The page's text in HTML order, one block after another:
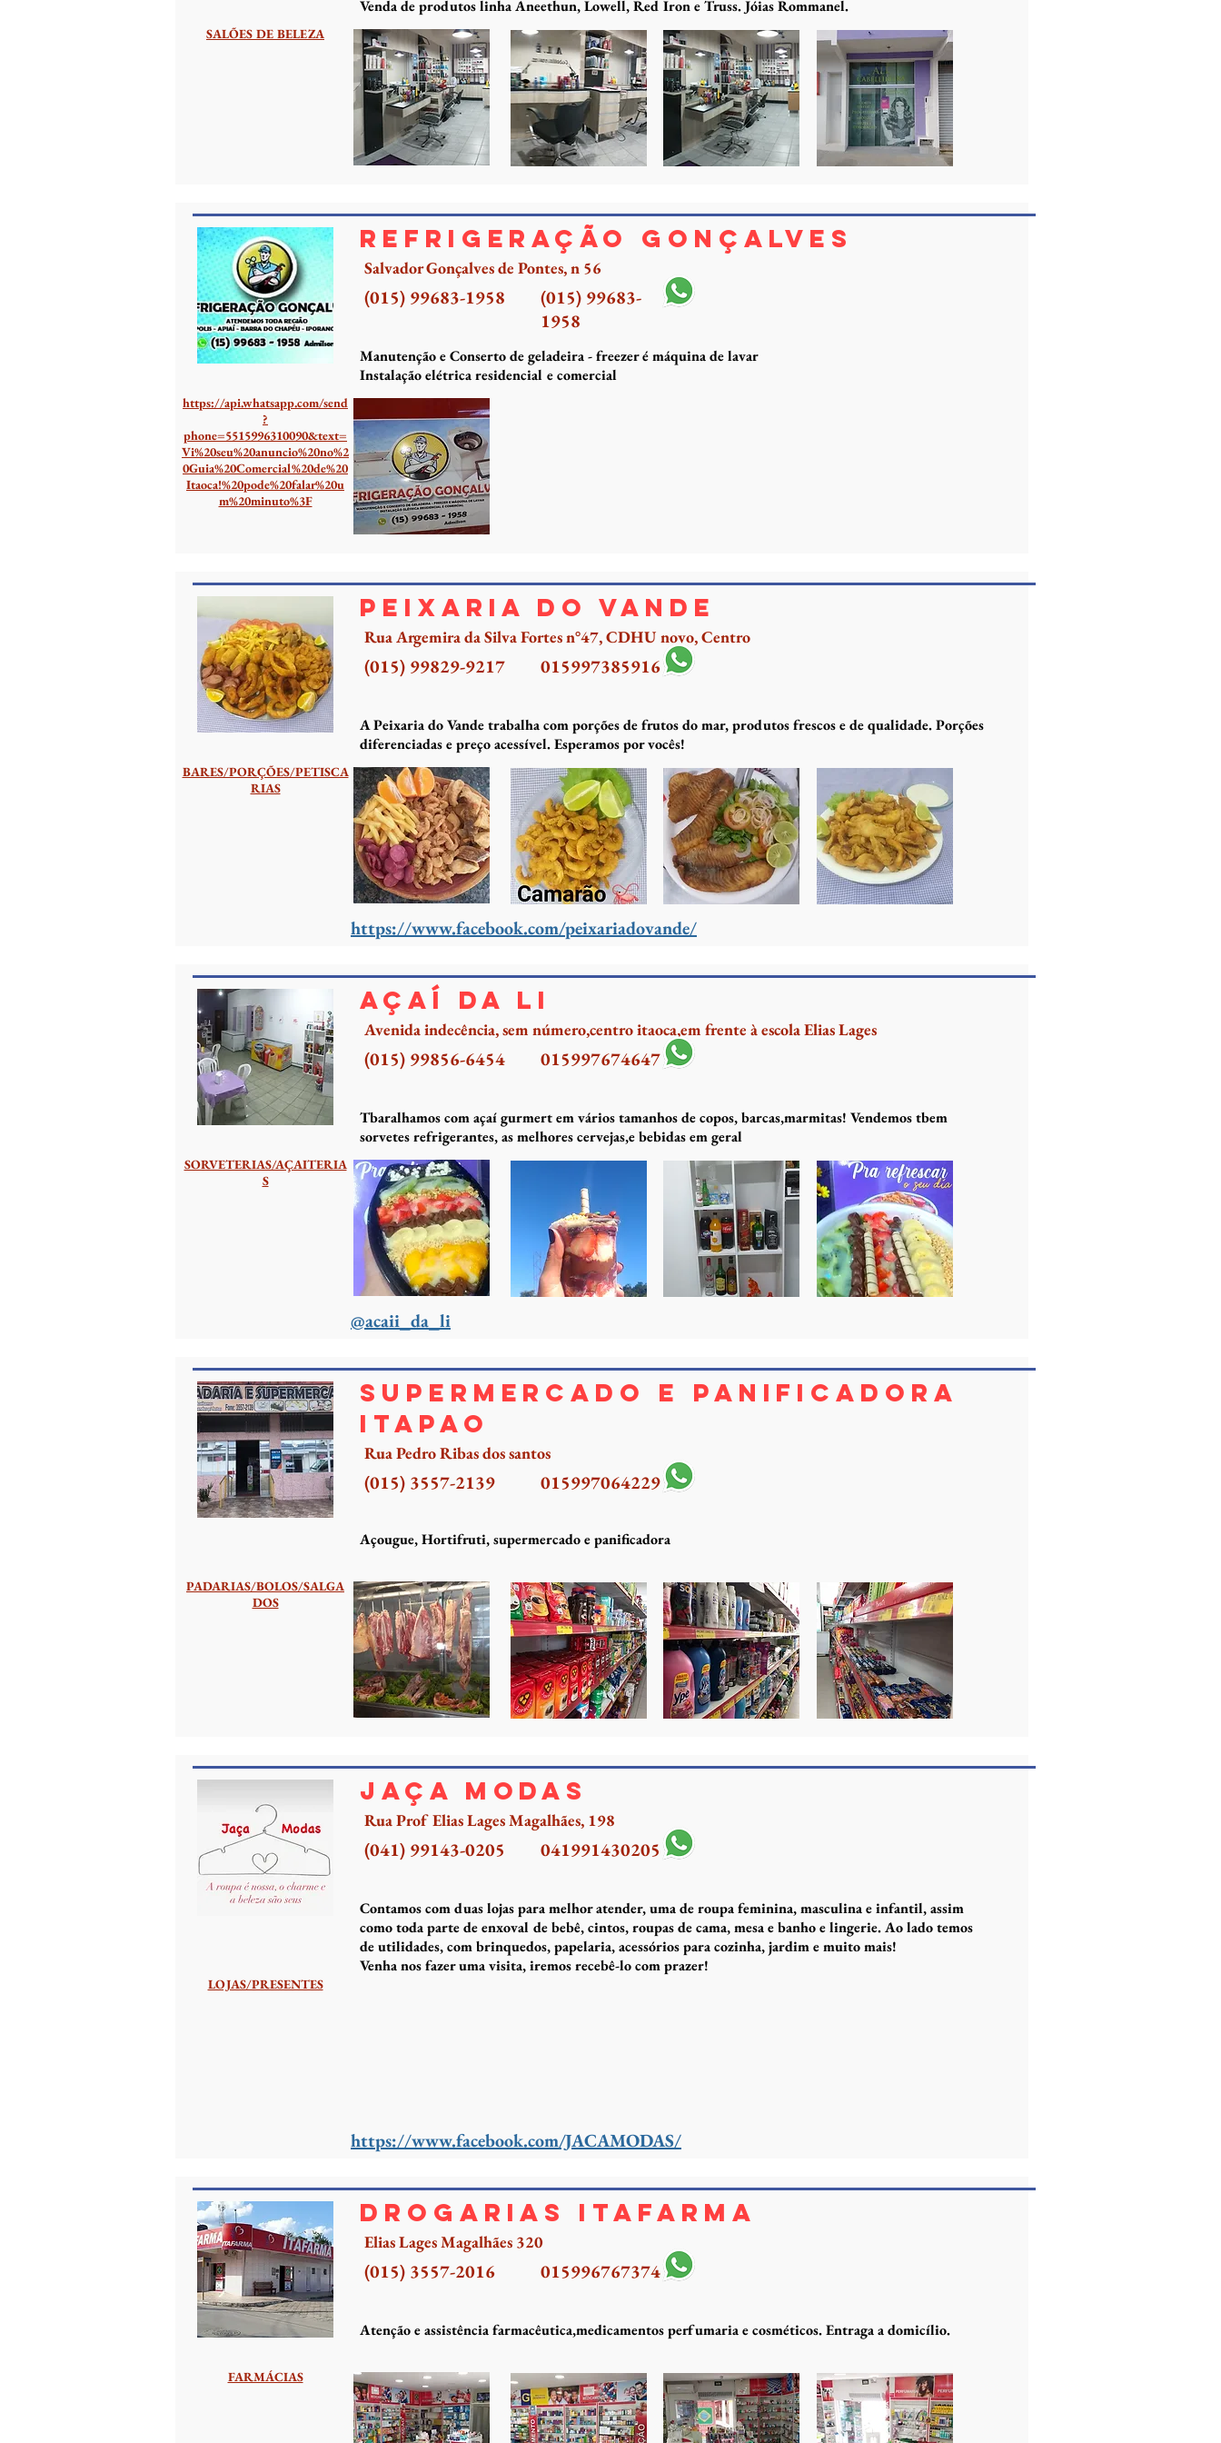
Venda de produtos linha Aneethun, Lowell, Red Iron e Truss. Jóias Rommanel.
SALÕES DE BELEZA
Refrigeração Gonçalves
Salvador Gonçalves de Pontes, n 56
(015) 99683-1958
(015) 99683-
1958
Manutenção e Conserto de geladeira - freezer é máquina de lavar
Instalação elétrica residencial e comercial
https://api.whatsapp.com/send
?
phone=5515996310090&text=
Vi%20seu%20anuncio%20no%2
0Guia%20Comercial%20de%20
Itaoca!%20pode%20falar%20u
m%20minuto%3F
Peixaria do Vande
Rua Argemira da Silva Fortes n°47, CDHU novo, Centro
(015) 99829-9217 015997385916
A Peixaria do Vande trabalha com porções de frutos do mar, produtos frescos e de qualidade. Porções
diferenciadas e preço acessível. Esperamos por vocês!
BARES/PORÇÕES/PETISCA
RIAS
https://www.facebook.com/peixariadovande/
Açaí da Li
Avenida indecência, sem número,centro itaoca,em frente à escola Elias Lages
(015) 99856-6454 015997674647
Tbaralhamos com açaí gurmert em vários tamanhos de copos, barcas,marmitas! Vendemos tbem
sorvetes refrigerantes, as melhores cervejas,e bebidas em geral
SORVETERIAS/AÇAITERIA
S
@acaii_da_li
Supermercado e panificadora
itapao
Rua Pedro Ribas dos santos
(015) 3557-2139 015997064229
Açougue, Hortifruti, supermercado e panificadora
PADARIAS/BOLOS/SALGA
DOS
Jaça Modas
Rua Prof Elias Lages Magalhães, 198
(041) 99143-0205 041991430205
Contamos com duas lojas para melhor atender, uma de roupa feminina, masculina e infantil, assim
como toda parte de enxoval de bebê, cintos, roupas de cama, mesa e banho e lingerie. Ao lado temos
de utilidades, com brinquedos, papelaria, acessórios para cozinha, jardim e muito mais!
Venha nos fazer uma visita, iremos recebê-lo com prazer!
LOJAS/PRESENTES
https://www.facebook.com/JACAMODAS/
DROGARIAS ITAFARMA
Elias Lages Magalhães 320
(015) 3557-2016 015996767374
Atenção e assistência farmacêutica,medicamentos perfumaria e cosméticos. Entraga a domicílio.
FARMÁCIAS